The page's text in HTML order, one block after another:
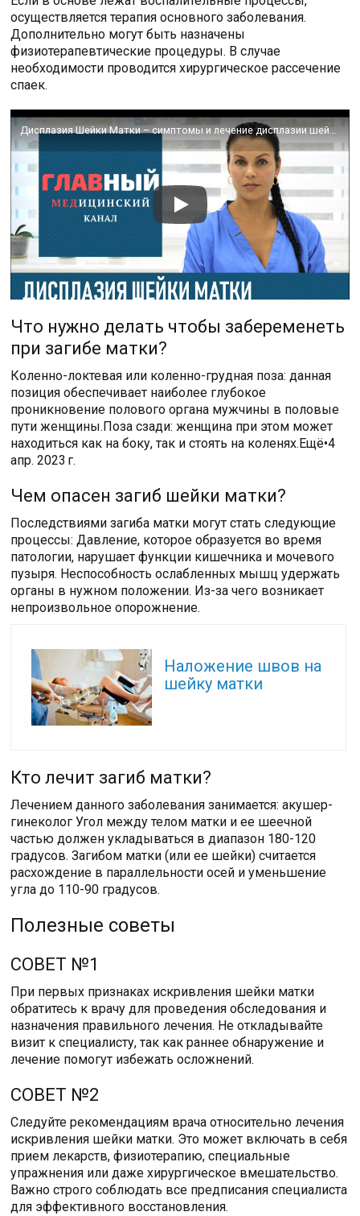
осуществляется терапия основного заболевания.
Дополнительно могут быть назначены
физиотерапевтические процедуры. В случае
необходимости проводится хирургическое рассечение
спаек.
Дисплазия Шейки Матки – симптомы и лечение дисплазии шейки матки 1 2 3 степени
Что нужно делать чтобы забеременеть
при загибе матки?
Коленно-локтевая или коленно-грудная поза: данная
позиция обеспечивает наиболее глубокое
проникновение полового органа мужчины в половые
пути женщины.Поза сзади: женщина при этом может
находиться как на боку, так и стоять на коленях.Ещё•4
апр. 2023 г.
Чем опасен загиб шейки матки?
Последствиями загиба матки могут стать следующие
процессы: Давление, которое образуется во время
патологии, нарушает функции кишечника и мочевого
пузыря. Неспособность ослабленных мышц удержать
органы в нужном положении. Из-за чего возникает
непроизвольное опорожнение.
Наложение швов на
шейку матки
Кто лечит загиб матки?
Лечением данного заболевания занимается: акушер-
гинеколог Угол между телом матки и ее шеечной
частью должен укладываться в диапазон 180-120
градусов. Загибом матки (или ее шейки) считается
расхождение в параллельности осей и уменьшение
угла до 110-90 градусов.
Полезные советы
СОВЕТ №1
При первых признаках искривления шейки матки
обратитесь к врачу для проведения обследования и
назначения правильного лечения. Не откладывайте
визит к специалисту, так как раннее обнаружение и
лечение помогут избежать осложнений.
СОВЕТ №2
Следуйте рекомендациям врача относительно лечения
искривления шейки матки. Это может включать в себя
прием лекарств, физиотерапию, специальные
упражнения или даже хирургическое вмешательство.
Важно строго соблюдать все предписания специалиста
для эффективного восстановления.